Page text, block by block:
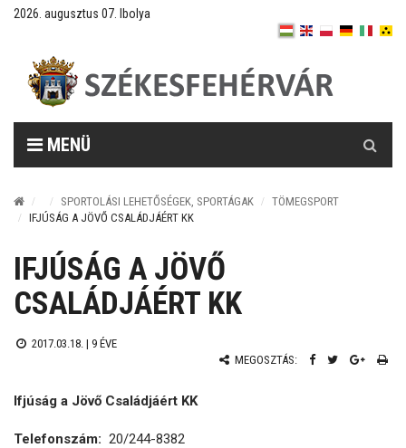
2026. augusztus 07. Ibolya
MENÜ
SPORTOLÁSI LEHETŐSÉGEK, SPORTÁGAK
TÖMEGSPORT
IFJÚSÁG A JÖVŐ CSALÁDJÁÉRT KK
IFJÚSÁG A JÖVŐ
CSALÁDJÁÉRT KK
2017.03.18. | 9 ÉVE
MEGOSZTÁS:
Ifjúság a Jövő Családjáért KK
Telefonszám: 20/244-8382